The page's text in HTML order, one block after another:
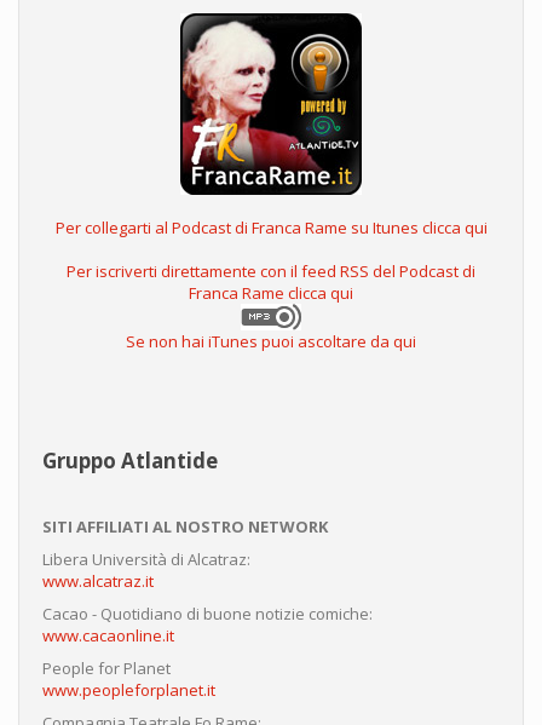
Per collegarti al Podcast di Franca Rame su Itunes clicca qui
Per iscriverti direttamente con il feed RSS del Podcast di
Franca Rame clicca qui
Se non hai iTunes puoi ascoltare da qui
Gruppo Atlantide
SITI AFFILIATI AL NOSTRO NETWORK
Libera Università di Alcatraz:
www.alcatraz.it
Cacao - Quotidiano di buone notizie comiche:
www.cacaonline.it
People for Planet
www.peopleforplanet.it